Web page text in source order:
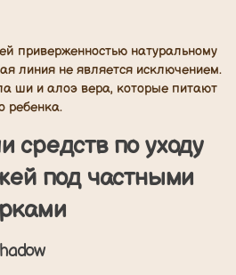
приверженностью натуральному
линия не является исключением.
ши и алоэ вера, которые питают
ребенка.
средств по уходу
под частными